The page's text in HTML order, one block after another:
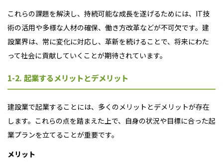
これらの課題を解決し、持続可能な成長を遂げるためには、IT技
術の活用や多様な人材の確保、働き方改革などが不可欠です。建
設業界は、常に変化に対応し、革新を続けることで、将来にわた
って社会に貢献していくことが期待されています。
1-2. 起業するメリットとデメリット
建設業で起業することには、多くのメリットとデメリットが存在
します。これらの点を踏まえた上で、自身の状況や目標に合った起
業プランを立てることが重要です。
メリット